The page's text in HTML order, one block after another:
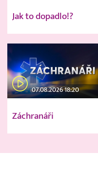
Jak to dopadlo!?
07.08.2026 18:20
Záchranáři